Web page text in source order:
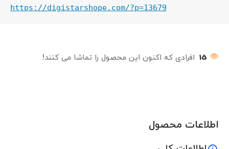
https://digistarshope.com/?p=13679
15 افرادی که اکنون این محصول را تماشا می کنند!
اطلاعات محصول